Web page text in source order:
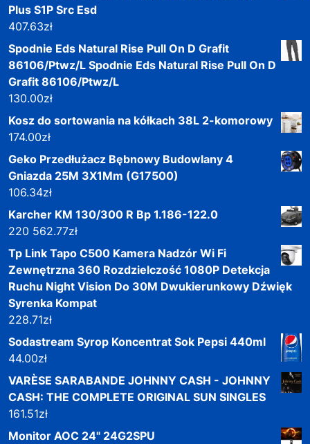
Plus S1P Src Esd
407.63zł
Spodnie Eds Natural Rise Pull On D Grafit
86106/Ptwz/L Spodnie Eds Natural Rise Pull On D
Grafit 86106/Ptwz/L
130.00zł
Kosz do sortowania na kółkach 38L 2-komorowy
174.00zł
Geko Przedłużacz Bębnowy Budowlany 4
Gniazda 25M 3X1Mm (G17500)
106.34zł
Karcher KM 130/300 R Bp 1.186-122.0
220 562.77zł
Tp Link Tapo C500 Kamera Nadzór Wi Fi
Zewnętrzna 360 Rozdzielczość 1080P Detekcja
Ruchu Night Vision Do 30M Dwukierunkowy Dźwięk
Syrenka Kompat
228.71zł
Sodastream Syrop Koncentrat Sok Pepsi 440ml
44.00zł
VARÈSE SARABANDE JOHNNY CASH - JOHNNY
CASH: THE COMPLETE ORIGINAL SUN SINGLES
161.51zł
Monitor AOC 24" 24G2SPU